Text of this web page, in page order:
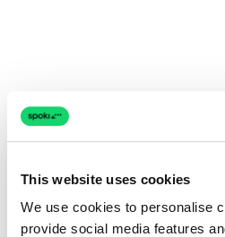
This website uses cookies
We use cookies to personalise
provide social media features